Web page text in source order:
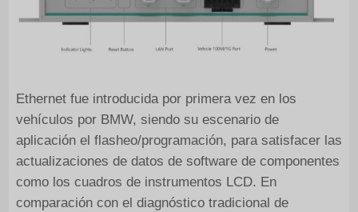
Ethernet fue introducida por primera vez en los
vehículos por BMW, siendo su escenario de
aplicación el flasheo/programación, para satisfacer las
actualizaciones de datos de software de componentes
como los cuadros de instrumentos LCD. En
comparación con el diagnóstico tradicional de